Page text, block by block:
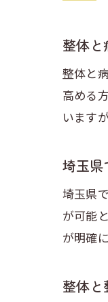
整体と
整体と
高める
います
埼玉県
埼玉県
が可能
が明確
整体と